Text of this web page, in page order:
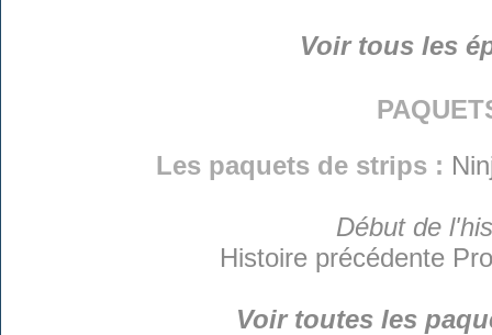
Voir tous les
Les paquets de strips :
Début de
Histoire précédente
Voir toutes les